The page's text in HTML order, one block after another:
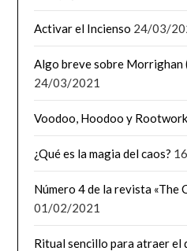
Activar el Incienso 24/03/
Algo breve sobre Morrighan
24/03/2021
Voodoo, Hoodoo y
¿Qué es la magia del caos?
Número 4 de la revista «The
01/02/2021
Ritual sencillo para atraer el